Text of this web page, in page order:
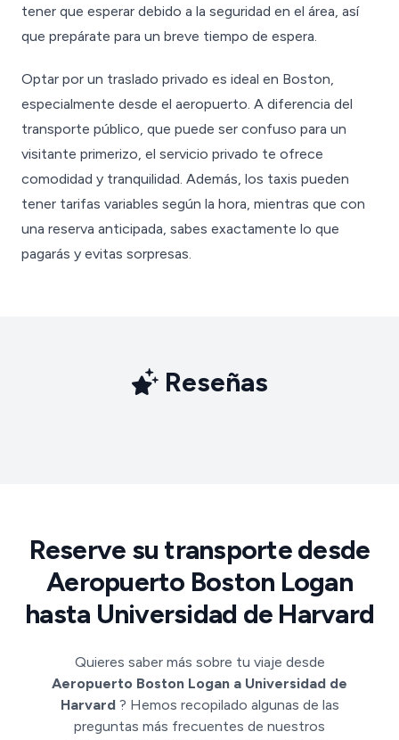
tener que esperar debido a la seguridad en el área, así
que prepárate para un breve tiempo de espera.
Optar por un traslado privado es ideal en Boston,
especialmente desde el aeropuerto. A diferencia del
transporte público, que puede ser confuso para un
visitante primerizo, el servicio privado te ofrece
comodidad y tranquilidad. Además, los taxis pueden
tener tarifas variables según la hora, mientras que con
una reserva anticipada, sabes exactamente lo que
pagarás y evitas sorpresas.
Reseñas
Reserve su transporte desde
Aeropuerto Boston Logan
hasta Universidad de Harvard
Quieres saber más sobre tu viaje desde
Aeropuerto Boston Logan a Universidad de
Harvard ? Hemos recopilado algunas de las
preguntas más frecuentes de nuestros